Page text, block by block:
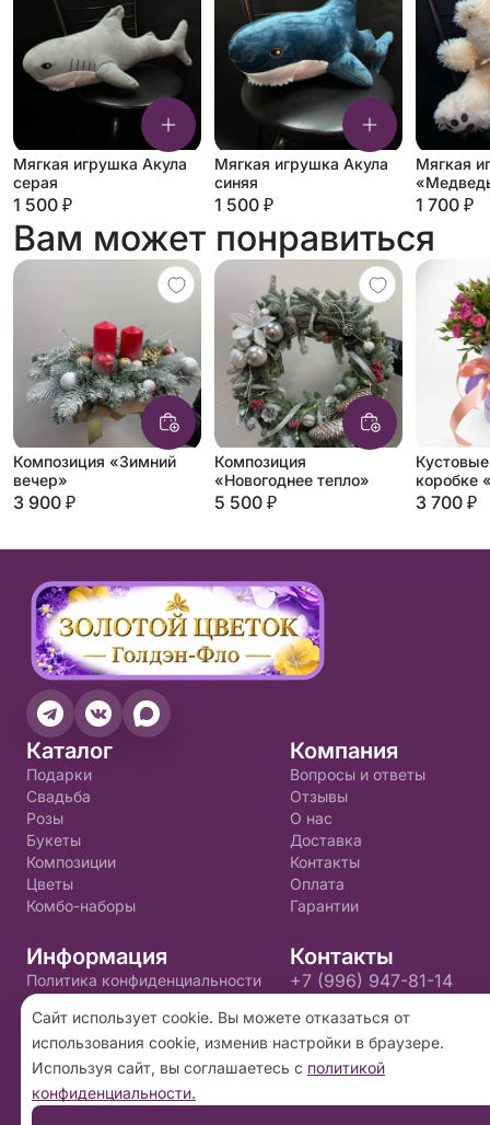
Мягкая игрушка Акула
серая
1 500 ₽
Мягкая игрушка Акула
синяя
1 500 ₽
Мягкая
1 700 ₽
Вам может понравиться
Композиция «Зимний
вечер»
3 900 ₽
Композиция
«Новогоднее тепло»
5 500 ₽
коробке
3 700 ₽
Каталог
Подарки
Свадьба
Розы
Букеты
Композиции
Цветы
Комбо-наборы
Компания
Вопросы и ответы
Отзывы
О нас
Доставка
Контакты
Оплата
Гарантии
Информация
Политика конфиденциальности
Пользовательское соглашение
Контакты
+7 (996) 947-81-14
2026 ©«Золотой цветок»- Интернет-магазин
доставки цветов в Пскове. Сайт создан на
платформеФлория.
Сайт использует cookie. Вы можете отказаться от
использования cookie, изменив настройки в браузере.
Используя сайт, вы соглашаетесь с политикой
конфиденциальности.